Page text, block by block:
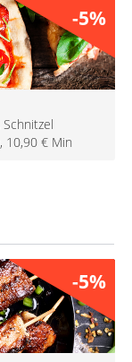
-5%
Schnitzel
, 10,90 € Min
-5%